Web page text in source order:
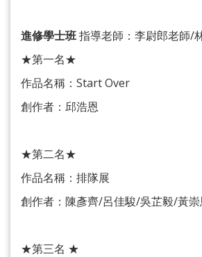
進修學士班指導老師：李尉郎老師/
★第一名★
作品名稱：Start Over
創作者：邱浩恩
★第二名★
作品名稱：排隊展
創作者：陳彥齊/呂佳駿/吳芷毅/黃崇
★第三名 ★